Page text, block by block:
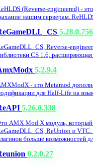
(Reverse-engineered) -
нашим серверам.
5.28.0.756
Reverse-
CS 1.6,
5.2.9.4
- это Metamod
для Half-Life на
5.26.0.338
AMX Mod X модуль, который
ReUnion и
больше возможностей
0.2.0.27